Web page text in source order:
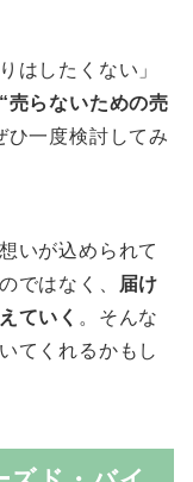
はしたくない」
“売らないための売
ひ一度検討してみ
いが込められて
ではなく、
届け
ていく 。そんな
てくれるかもし